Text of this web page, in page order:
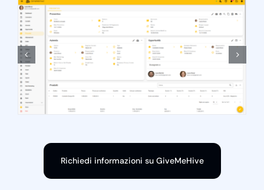
Richiedi informazioni su GiveMeHive